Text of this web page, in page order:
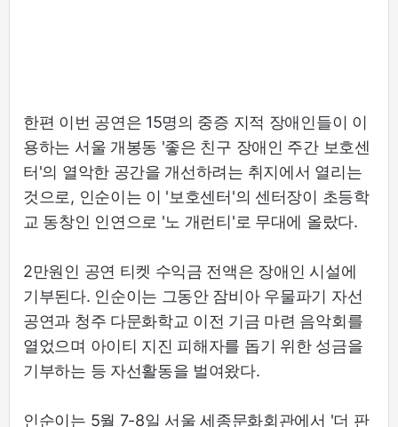
한편 이번 공연은 15명의 중증 지적 장애인들이 이
용하는 서울 개봉동 '좋은 친구 장애인 주간 보호센
터'의 열악한 공간을 개선하려는 취지에서 열리는
것으로, 인순이는 이 '보호센터'의 센터장이 초등학
교 동창인 인연으로 '노 개런티'로 무대에 올랐다.
2만원인 공연 티켓 수익금 전액은 장애인 시설에
기부된다. 인순이는 그동안 잠비아 우물파기 자선
공연과 청주 다문화학교 이전 기금 마련 음악회를
열었으며 아이티 지진 피해자를 돕기 위한 성금을
기부하는 등 자선활동을 벌여왔다.
인순이는 5월 7-8일 서울 세종문화회관에서 '더 판